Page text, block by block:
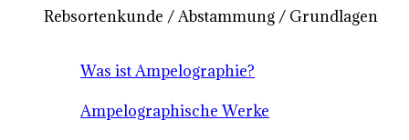
Rebsortenkunde / Abstammung / Grundlagen
Was ist Ampelographie?
Ampelographische Werke